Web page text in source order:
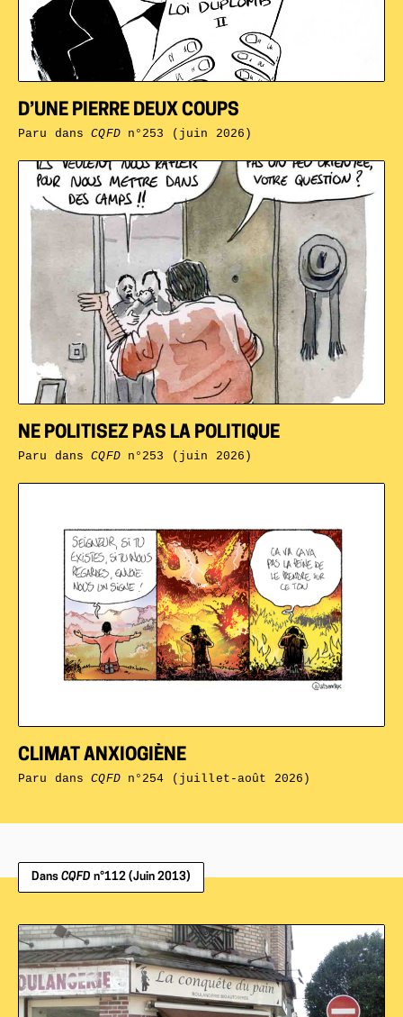
CLIMAT ANXIOGIÈNE
Paru dansCQFDn°254 (juillet-août 2026)
NE POLITISEZ PAS LA POLITIQUE
Paru dansCQFDn°253 (juin 2026)
D’UNE PIERRE DEUX COUPS
Paru dansCQFDn°253 (juin 2026)
Dans CQFD n°112 (Juin 2013)